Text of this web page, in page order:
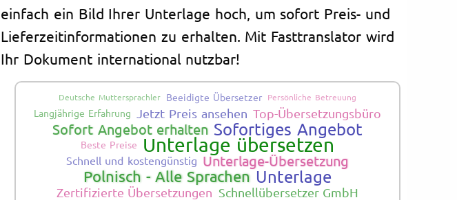
einfach ein Bild Ihrer Unterlage hoch, um sofort Preis- und
Lieferzeitinformationen zu erhalten. Mit Fasttranslator wird
Ihr Dokument international nutzbar!
Deutsche Muttersprachler Beeidigte Übersetzer Persönliche Betreuung
Langjährige Erfahrung Jetzt Preis ansehen Top-Übersetzungsbüro
Sofort Angebot erhalten Sofortiges Angebot
Beste Preise Unterlage übersetzen
Schnell und kostengünstig Unterlage-Übersetzung
Polnisch - Alle Sprachen Unterlage
Zertifizierte Übersetzungen Schnellübersetzer GmbH